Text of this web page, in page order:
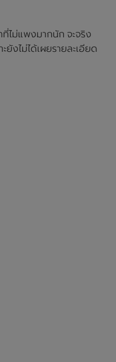
ที่ไม่แพงมากนัก จะจริง
ยังไม่ได้เผยรายละเอียด